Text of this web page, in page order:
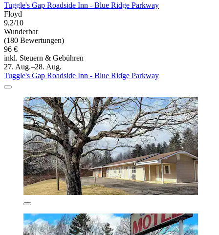
Tuggle's Gap Roadside Inn - Blue Ridge Parkway
Floyd
9,2/10
Wunderbar
(180 Bewertungen)
96 €
inkl. Steuern & Gebühren
27. Aug.–28. Aug.
Tuggle's Gap Roadside Inn - Blue Ridge Parkway